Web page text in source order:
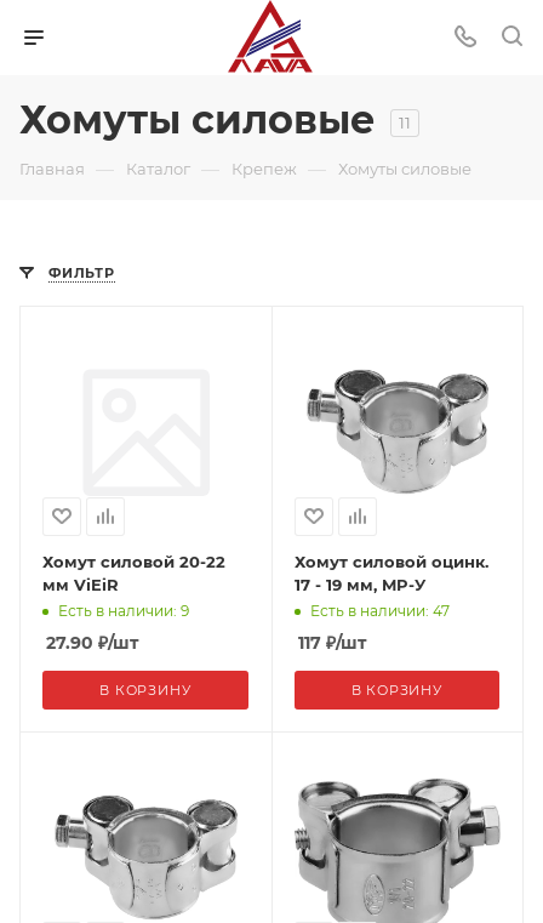
Хомуты силовые 11
Главная — Каталог — Крепеж — Хомуты силовые
ФИЛЬТР
Хомут силовой 20-22
мм ViEiR
Есть в наличии: 9
27.90 ₽/шт
В КОРЗИНУ
Хомут силовой оцинк.
17 - 19 мм, MP-У
Есть в наличии: 47
117₽/шт
В КОРЗИНУ